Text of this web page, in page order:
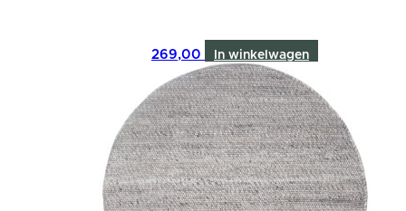
269,00 In winkelwagen